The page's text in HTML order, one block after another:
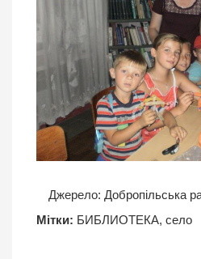
Джерело: Добропільська
Мітки: БИБЛИОТЕКА, село